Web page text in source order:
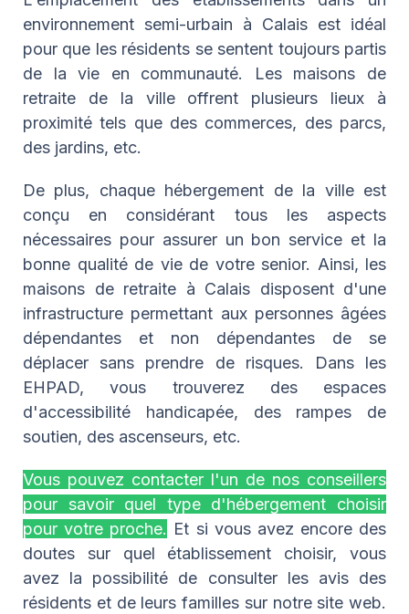
environnement semi-urbain à Calais est idéal
pour que les résidents se sentent toujours partis
de la vie en communauté. Les maisons de
retraite de la ville offrent plusieurs lieux à
proximité tels que des commerces, des parcs,
des jardins, etc.
De plus, chaque hébergement de la ville est
conçu en considérant tous les aspects
nécessaires pour assurer un bon service et la
bonne qualité de vie de votre senior. Ainsi, les
maisons de retraite à Calais disposent d'une
infrastructure permettant aux personnes âgées
dépendantes et non dépendantes de se
déplacer sans prendre de risques. Dans les
EHPAD, vous trouverez des espaces
d'accessibilité handicapée, des rampes de
soutien, des ascenseurs, etc.
Vous pouvez contacter l'un de nos conseillers
pour savoir quel type d'hébergement choisir
pour votre proche. Et si vous avez encore des
doutes sur quel établissement choisir, vous
avez la possibilité de consulter les avis des
résidents et de leurs familles sur notre site web.